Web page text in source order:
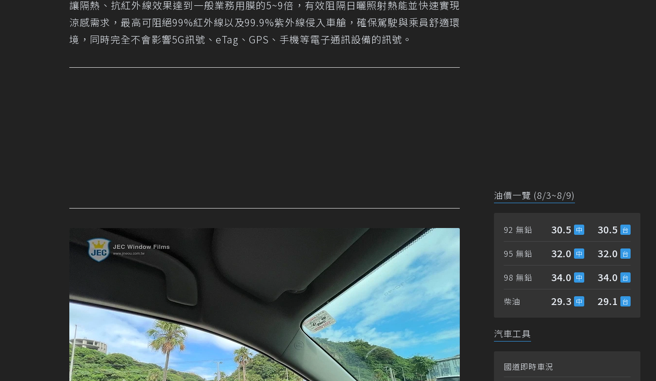
讓隔熱、抗紅外線效果達到一般業務用膜的5~9倍，有效阻隔日曬照射熱能並快速實現
涼感需求，最高可阻絕99%紅外線以及99.9%紫外線侵入車艙，確保駕駛與乘員舒適環
境，同時完全不會影響5G訊號、eTag、GPS、手機等電子通訊設備的訊號。
油價一覽 (8/3~8/9)
92 無鉛 30.5 30.5
95 無鉛 32.0 32.0
98 無鉛 34.0 34.0
柴油 29.3 29.1
汽車工具
國道即時車況